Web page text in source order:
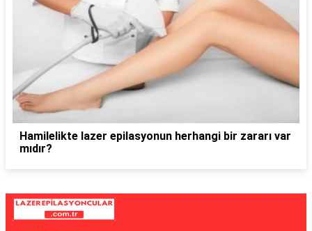
Hamilelikte lazer epilasyonun herhangi bir zararı var
mıdır?